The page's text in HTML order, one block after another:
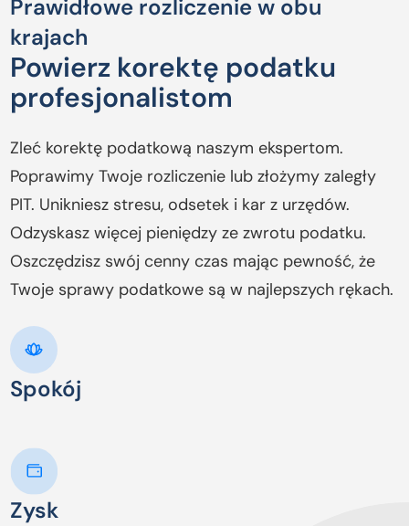
Prawidłowe rozliczenie w obu
krajach
Powierz korektę podatku
profesjonalistom
Zleć korektę podatkową naszym ekspertom.
Poprawimy Twoje rozliczenie lub złożymy zaległy
PIT. Unikniesz stresu, odsetek i kar z urzędów.
Odzyskasz więcej pieniędzy ze zwrotu podatku.
Oszczędzisz swój cenny czas mając pewność, że
Twoje sprawy podatkowe są w najlepszych rękach.
Spokój
Zysk